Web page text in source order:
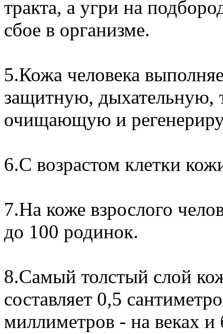
тракта, а угри на
сбое в организме.
5.Кожа человека
защитную, дыхательную,
очищающую и
6.С возрастом клетки
7.На коже взрослого
до 100 родинок.
8.Самый толстый слой
составляет 0,5
миллиметров - на веках